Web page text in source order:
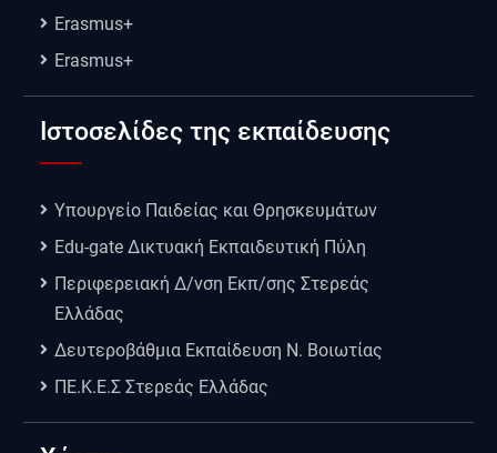
Erasmus+
Erasmus+
Ιστοσελίδες της εκπαίδευσης
Υπουργείο Παιδείας και Θρησκευμάτων
Edu-gate Δικτυακή Εκπαιδευτική Πύλη
Περιφερειακή Δ/νση Εκπ/σης Στερεάς
Ελλάδας
Δευτεροβάθμια Εκπαίδευση Ν. Βοιωτίας
ΠΕ.Κ.Ε.Σ Στερεάς Ελλάδας